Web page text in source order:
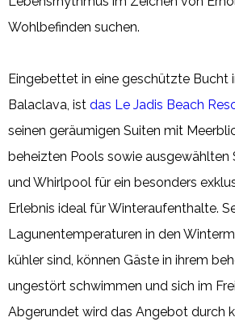
Wohlbefinden suchen.
Eingebettet in eine geschützte Bucht
Balaclava, ist das Le Jadis Beach
seinen geräumigen Suiten mit
beheizten Pools sowie ausgewählten
und Whirlpool für ein besonders
Erlebnis ideal für Winteraufenthalte.
Lagunentemperaturen in den
kühler sind, können Gäste in ihrem
ungestört schwimmen und sich im
Abgerundet wird das Angebot durch